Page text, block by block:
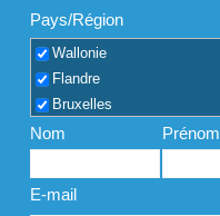
Pays/Région
Wallonie
Flandre
Bruxelles
Nom Prénom
E-mail